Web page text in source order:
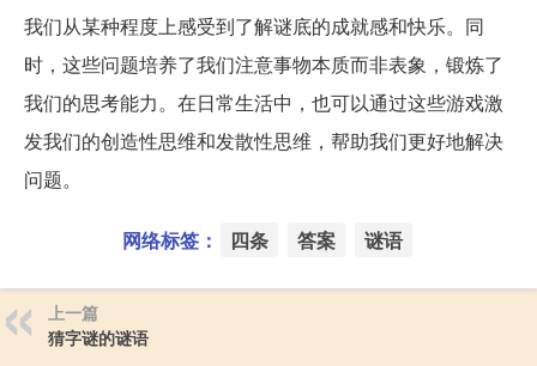
我们从某种程度上感受到了解谜底的成就感和快乐。同
时，这些问题培养了我们注意事物本质而非表象，锻炼了
我们的思考能力。在日常生活中，也可以通过这些游戏激
发我们的创造性思维和发散性思维，帮助我们更好地解决
问题。
网络标签： 四条 答案 谜语
上一篇
猜字谜的谜语